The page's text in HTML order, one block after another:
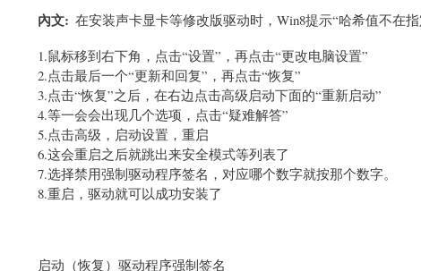
內文
在安装声卡显卡等修改版驱动时，Win8提示“哈希值不在
1.鼠标移到右下角，点击“设置”，再点击“更改电脑设置”
2.点击最后一个“更新和回复”，再点击“恢复”
3.点击“恢复”之后，在右边点击高级启动下面的“重新启动”
4.等一会会出现几个选项，点击“疑难解答”
5.点击高级，启动设置，重启
6.这会重启之后就跳出来安全模式等列表了
7.选择禁用强制驱动程序签名，对应哪个数字就按那个数字。
8.重启，驱动就可以成功安装了
启动（恢复）驱动程序强制签名